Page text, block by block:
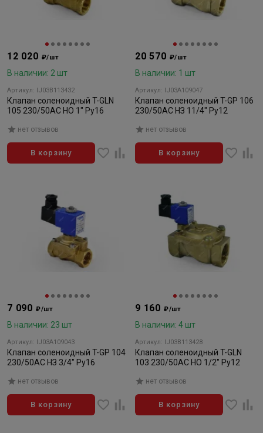
12 020 ₽/шт
В наличии: 2 шт
Артикул: IJ03B113432
Клапан соленоидный T-GLN
105 230/50AC НО 1" Ру16
нет отзывов
В корзину
20 570 ₽/шт
В наличии: 1 шт
Артикул: IJ03A109047
Клапан соленоидный T-GP 106
230/50AC НЗ 11/4" Ру12
нет отзывов
В корзину
7 090 ₽/шт
В наличии: 23 шт
Артикул: IJ03A109043
Клапан соленоидный T-GP 104
230/50AC НЗ 3/4" Ру16
нет отзывов
В корзину
9 160 ₽/шт
В наличии: 4 шт
Артикул: IJ03B113428
Клапан соленоидный T-GLN
103 230/50AC НО 1/2" Ру12
нет отзывов
В корзину